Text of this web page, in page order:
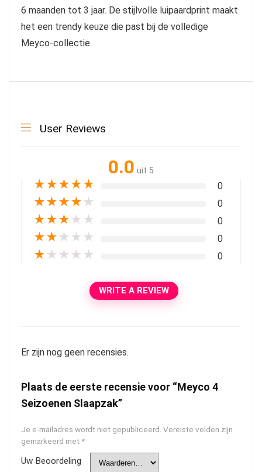
6 maanden tot 3 jaar. De stijlvolle luipaardprint maakt
het een trendy keuze die past bij de volledige
Meyco-collectie.
User Reviews
0.0 uit 5
★★★★★ 0
★★★★ ★ 0
★★★ ★ ★ 0
★★ ★ ★ ★ 0
★ ★ ★ ★ ★ 0
WRITE A REVIEW
Er zijn nog geen recensies.
Plaats de eerste recensie voor “Meyco 4
Seizoenen Slaapzak”
Je e-mailadres wordt niet gepubliceerd. Vereiste velden zijn
gemarkeerd met *
Uw Beoordeling